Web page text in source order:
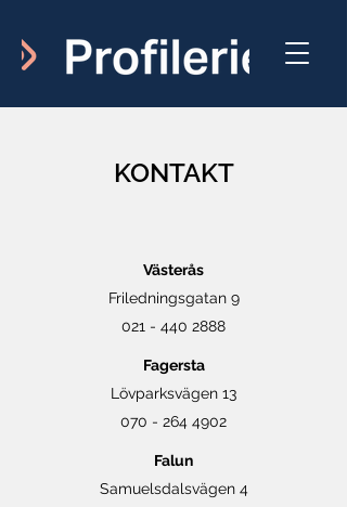
KONTAKT
Västerås
Friledningsgatan 9
021 - 440 2888
Fagersta
Lövparksvägen 13
070 - 264 4902
Falun
Samuelsdalsvägen 4